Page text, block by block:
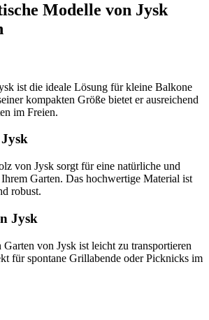
Modelle von Jysk
ist die ideale Lösung für kleine Balkone
kompakten Größe bietet er ausreichend
im Freien.
von Jysk sorgt für eine natürliche und
Garten. Das hochwertige Material ist
robust.
Jysk
von Jysk ist leicht zu transportieren
für spontane Grillabende oder Picknicks im